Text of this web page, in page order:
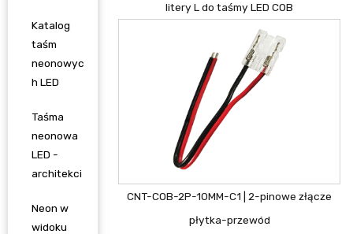
Katalog
taśm
neonowyc
h LED
Taśma
neonowa
LED -
architekci
Neon w
widoku
litery L do taśmy LED COB
CNT-COB-2P-10MM-C1 | 2-pinowe złącze
płytka-przewód